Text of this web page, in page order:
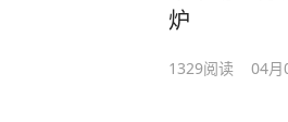
炉
1329阅读 04月